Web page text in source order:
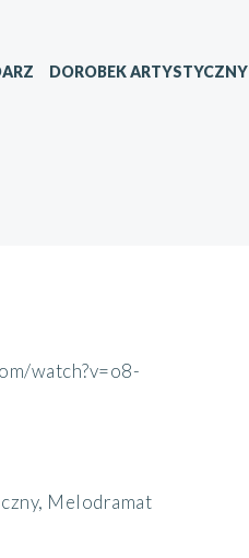
DOROBEK ARTYSTYCZNY
watch?v=o8-
Melodramat